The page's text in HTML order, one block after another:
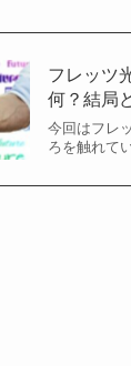
フレッツ
何？結局
今回はフレ
ろを触れて